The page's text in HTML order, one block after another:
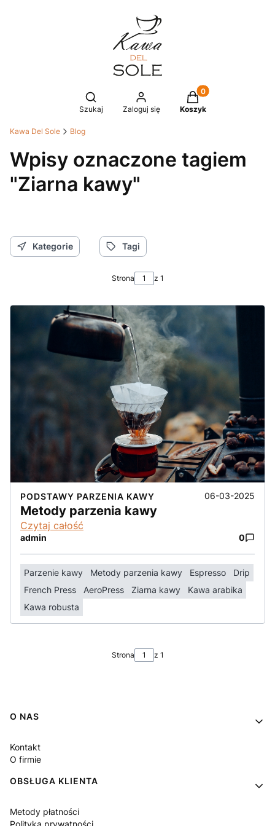
Otwórz wyszukiwarkę
Szukaj Zaloguj się
Produkty w
Koszyk
Kawa Del Sole Blog
Wpisy oznaczone tagiem
"Ziarna kawy"
Kategorie Tagi
Strona z 1
PODSTAWY PARZENIA KAWY 06-03-2025
Metody parzenia kawy
Czytaj całość
admin 0
Parzenie kawy Metody parzenia kawy Espresso
Drip
French Press
AeroPress Ziarna kawy
Kawa arabika
Kawa robusta
Strona z 1
Linki w stopce
O NAS
Kontakt
O firmie
OBSŁUGA KLIENTA
Metody płatności